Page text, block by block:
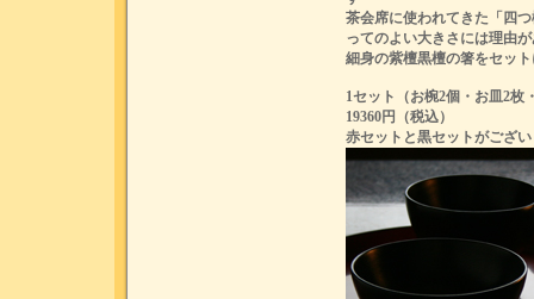
茶会席に使われてきた「四
ってのよい大きさには理由
細身の紫檀黒檀の箸をセッ
1セット（お椀2個・お皿2枚
19360円（税込）
赤セットと黒セットがござ